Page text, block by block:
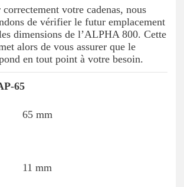
votre cadenas, nous
de vérifier le futur emplacement
dimensions de l’ALPHA 800. Cette
alors de vous assurer que le
en tout point à votre besoin.
Largeur du cadenas
65
65 mm
11 mm